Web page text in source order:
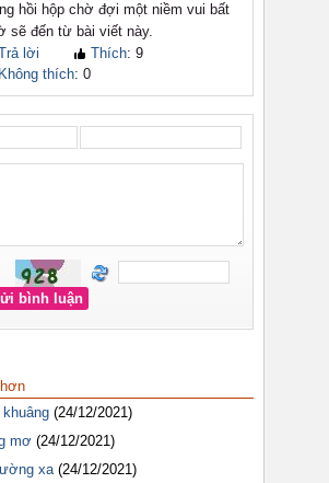
khuâng (24/12/2021)
mơ (24/12/2021)
xa (24/12/2021)